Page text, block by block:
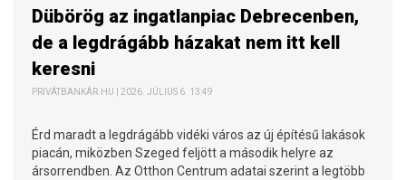
Dübörög az ingatlanpiac Debrecenben,
de a legdrágább házakat nem itt kell
keresni
PRIVÁTBANKÁR.HU | 2026. JÚLIUS 6. 13:49
Érd maradt a legdrágább vidéki város az új építésű lakások
piacán, miközben Szeged feljött a második helyre az
ársorrendben. Az Otthon Centrum adatai szerint a legtöbb